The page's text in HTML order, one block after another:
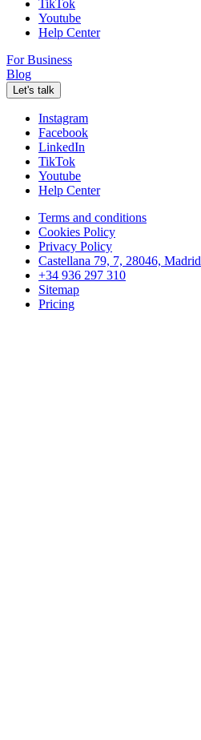
TikTok
Youtube
Help Center
For Business
Blog
Let's talk
Instagram
Facebook
LinkedIn
TikTok
Youtube
Help Center
Terms and conditions
Cookies Policy
Privacy Policy
Castellana 79, 7, 28046, Madrid
+34 936 297 310
Sitemap
Pricing